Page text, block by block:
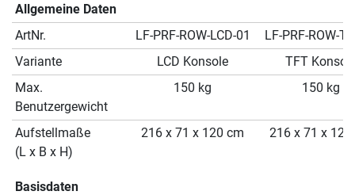
Allgemeine Daten
ArtNr.
LF-PRF-ROW-LCD-01
LF-PRF-ROW-
Variante
LCD Konsole
TFT
Max.
Benutzergewicht
150 kg 150 kg
Aufstellmaße
(L x B x H)
216 x 71 x 120 cm 216 x 71 x 120
Basisdaten